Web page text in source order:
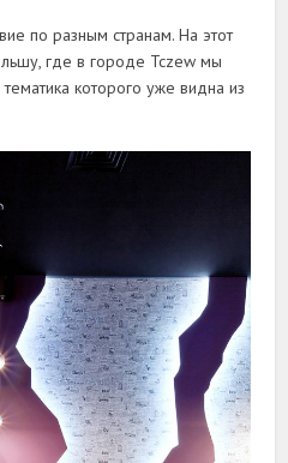
по разным странам. На этот
где в городе Tczew мы
которого уже видна из